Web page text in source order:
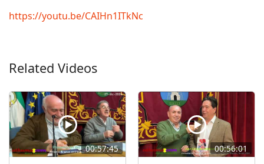
https://youtu.be/CAIHn1ITkNc
Related Videos
00:57:45 00:56:01